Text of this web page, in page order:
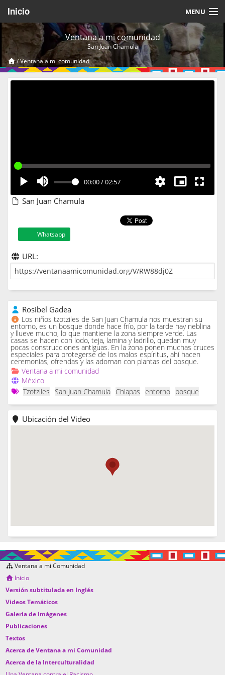
Inicio MENU
Acerca de
Videos Temáticos
Cerrar Sesión
Ventana a mi comunidad
San Juan Chamula
/Ventana a mi comunidad
00:00/02:57
San Juan Chamula
Whatsapp
URL:
Rosibel Gadea
Los niños tzotziles de San Juan Chamula nos muestran su
entorno, es un bosque donde hace frío, por la tarde hay neblina
y llueve mucho, lo que mantiene la zona siempre verde. Las
casas se hacen con lodo, teja, lamina y ladrillo, quedan muy
pocas construcciones antiguas. En la zona ponen muchas cruces
especiales para protegerse de los malos espíritus, ahí hacen
ceremonias, ofrendas y las adornan con plantas del bosque.
Ventana a mi comunidad
México
Tzotziles
San Juan Chamula Chiapas entorno bosque
Ubicación del Video
Ventana a mi Comunidad
Inicio
Versión subtitulada en Inglés
Videos Temáticos
Galería de Imágenes
Publicaciones
Textos
Acerca de Ventana a mi Comunidad
Acerca de la Interculturalidad